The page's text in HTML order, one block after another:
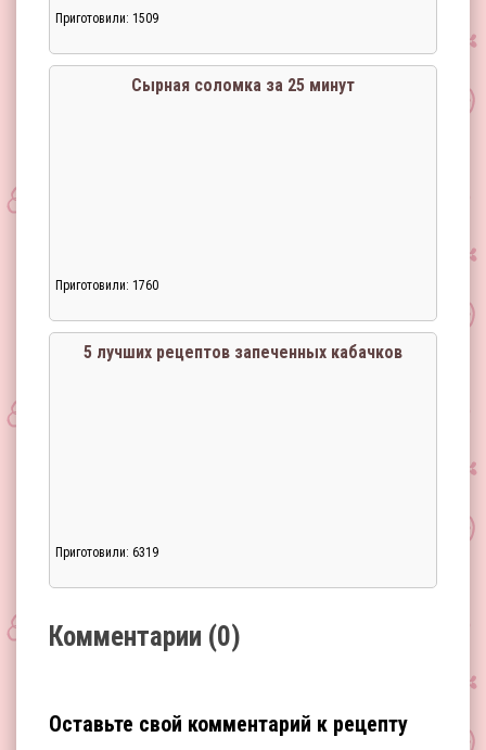
Приготовили: 1509
Сырная соломка за 25 минут
Приготовили: 1760
5 лучших рецептов запеченных кабачков
Приготовили: 6319
Комментарии (0)
Оставьте свой комментарий к рецепту